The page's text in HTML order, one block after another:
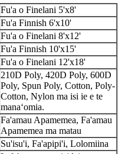
Fu'a o Finelani 5'x8'
Fu'a Finnish 6'x10'
Fu'a o Finelani 8'x12'
Fu'a Finnish 10'x15'
Fu'a o Finelani 12'x18'
210D Poly, 420D Poly, 600D
Poly, Spun Poly, Cotton, Poly-
Cotton, Nylon ma isi ie e te
manaʻomia.
Fa'amau Apamemea, Fa'amau
Apamemea ma matau
Su'isu'i, Fa'apipi'i, Lolomiina